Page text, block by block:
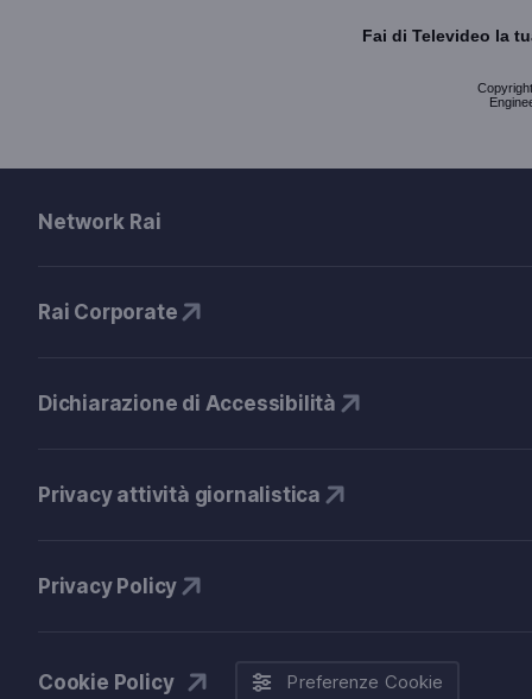
Fai di Televideo la